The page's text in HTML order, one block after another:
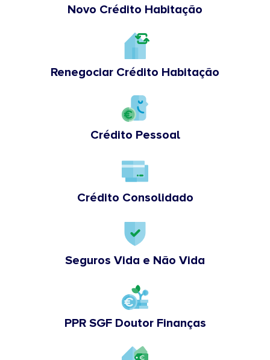
Novo Crédito Habitação
Renegociar Crédito Habitação
Crédito Pessoal
Crédito Consolidado
Seguros Vida e Não Vida
PPR SGF Doutor Finanças